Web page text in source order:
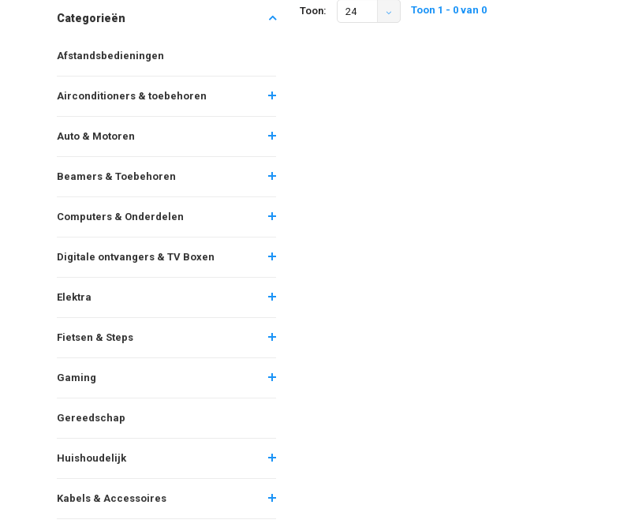
Categorieën
Afstandsbedieningen
Airconditioners & toebehoren
Auto & Motoren
Beamers & Toebehoren
Computers & Onderdelen
Digitale ontvangers & TV Boxen
Elektra
Fietsen & Steps
Gaming
Gereedschap
Huishoudelijk
Kabels & Accessoires
Toon: 24 Toon 1 - 0 van 0